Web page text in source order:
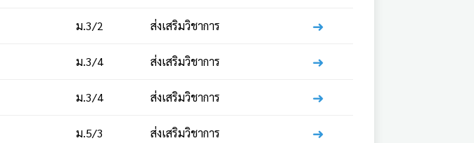
ม.3/2 ส่งเสริมวิชาการ ➜
ม.3/4 ส่งเสริมวิชาการ ➜
ม.3/4 ส่งเสริมวิชาการ ➜
ม.5/3 ส่งเสริมวิชาการ ➜